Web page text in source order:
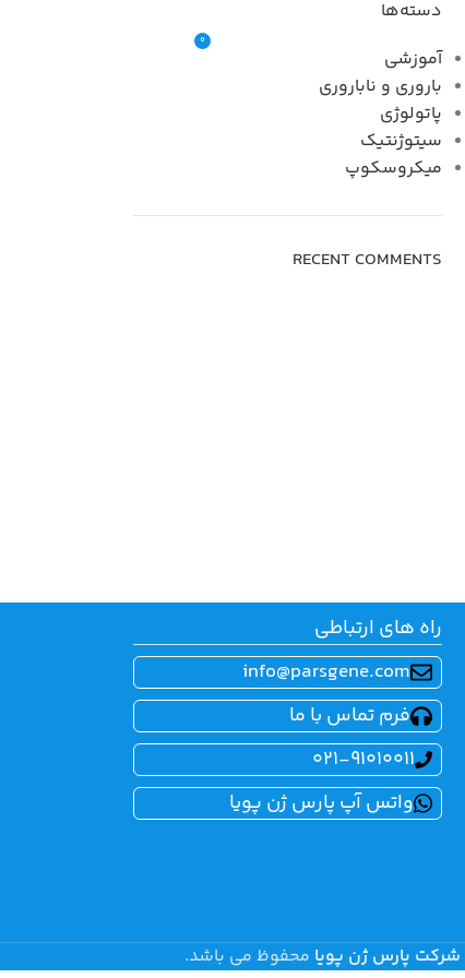
0
دسته‌ها
آموزشی
باروری و ناباروری
پاتولوژی
سیتوژنتیک
میکروسکوپ
RECENT COMMENTS
راه های ارتباطی
info@parsgene.com
فرم تماس با ما
021-91010011
واتس آپ پارس ژن پویا
شرکت پارس ژن پویا محفوظ می باشد.